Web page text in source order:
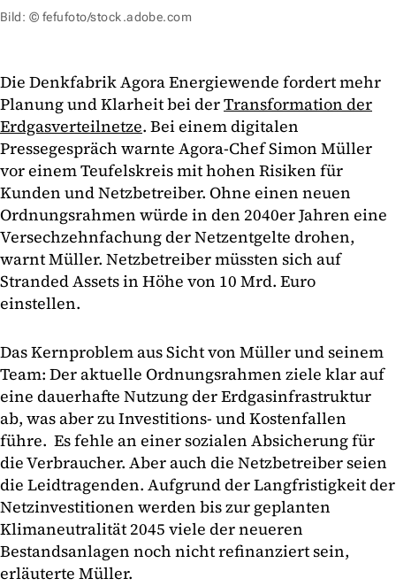
Bild: © fefufoto/stock.adobe.com
Die Denkfabrik Agora Energiewende fordert mehr
Planung und Klarheit bei derTransformation der
Erdgasverteilnetze. Bei einem digitalen
Pressegespräch warnte Agora-Chef Simon Müller
vor einem Teufelskreis mit hohen Risiken für
Kunden und Netzbetreiber. Ohne einen neuen
Ordnungsrahmen würde in den 2040er Jahren eine
Versechzehnfachung der Netzentgelte drohen,
warnt Müller. Netzbetreiber müssten sich auf
Stranded Assets in Höhe von 10 Mrd. Euro
einstellen.
Das Kernproblem aus Sicht von Müller und seinem
Team: Der aktuelle Ordnungsrahmen ziele klar auf
eine dauerhafte Nutzung der Erdgasinfrastruktur
ab, was aber zu Investitions- und Kostenfallen
führe. Es fehle an einer sozialen Absicherung für
die Verbraucher. Aber auch die Netzbetreiber seien
die Leidtragenden. Aufgrund der Langfristigkeit der
Netzinvestitionen werden bis zur geplanten
Klimaneutralität 2045 viele der neueren
Bestandsanlagen noch nicht refinanziert sein,
erläuterte Müller.